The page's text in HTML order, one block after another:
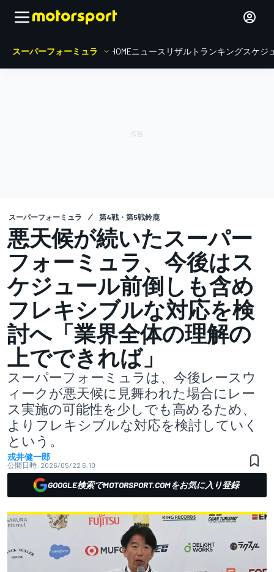
スーパーフォーミュラ HOMEニュース リザルト ランキングスケジ
スーパーフォーミュラ 第4戦・第5戦鈴鹿
悪天候が続いたスーパー
フォーミュラ、今後はス
ケジュール前倒しも含め
フレキシブルな対応を検
討へ「業界全体の理解の
上でできれば」
スーパーフォーミュラは、今後レースウ
ィークが悪天候に見舞われた場合にレー
ス実施の可能性を少しでも高めるため、
よりフレキシブルな対応を検討していく
という。
戎井健一郎
公開日時: 2026/05/22 6:10
GOOGLE検索でMOTORSPORT.COMをお気に入り登録